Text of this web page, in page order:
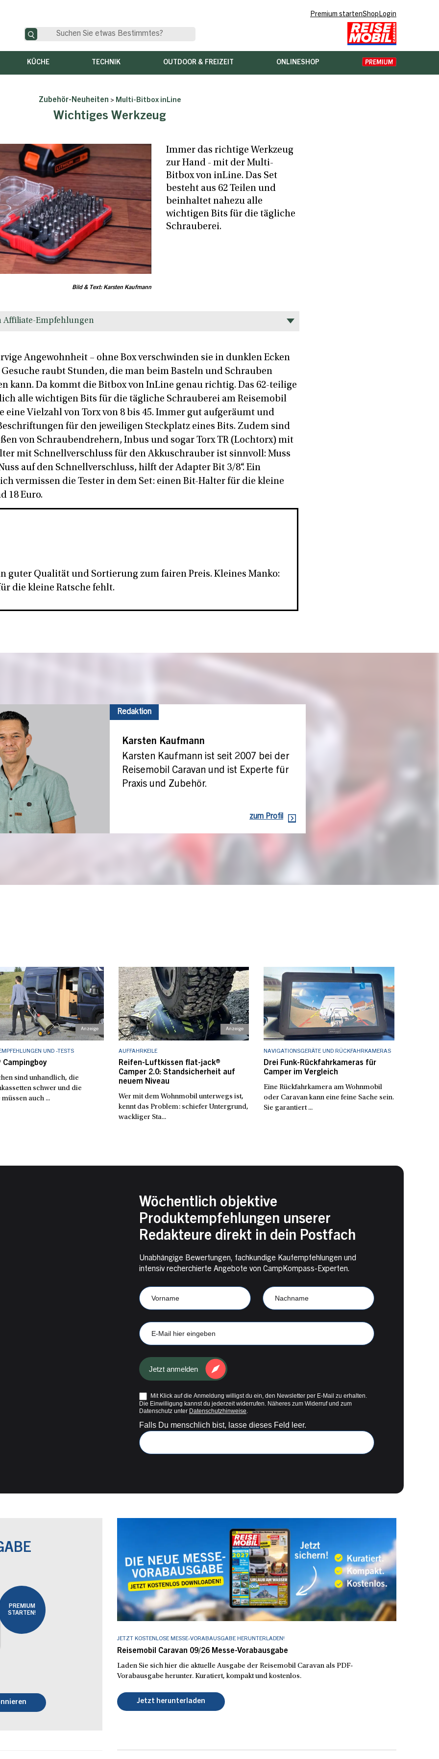
Premium startenShopLogin
KÜCHE TECHNIK OUTDOOR & FREIZEIT ONLINESHOP
Zubehör-Neuheiten > Multi-Bitbox inLine
Wichtiges Werkzeug
Bild & Text: Karsten Kaufmann
Immer das richtige Werkzeug
zur Hand - mit der Multi-
Bitbox von inLine. Das Set
besteht aus 62 Teilen und
beinhaltet nahezu alle
wichtigen Bits für die tägliche
Schrauberei.
Affiliate-Empfehlungen
Angewohnheit – ohne Box verschwinden sie in dunklen Ecken
Gesuche raubt Stunden, die man beim Basteln und Schrauben
kann. Da kommt die Bitbox von InLine genau richtig. Das 62-teilige
alle wichtigen Bits für die tägliche Schrauberei am Reisemobil
eine Vielzahl von Torx von 8 bis 45. Immer gut aufgeräumt und
für den jeweiligen Steckplatz eines Bits. Zudem sind
von Schraubendrehern, Inbus und sogar Torx TR (Lochtorx) mit
mit Schnellverschluss für den Akkuschrauber ist sinnvoll: Muss
auf den Schnellverschluss, hilft der Adapter Bit 3/8“. Ein
vermissen die Tester in dem Set: einen Bit-Halter für die kleine
18 Euro.
guter Qualität und Sortierung zum fairen Preis. Kleines Manko:
die kleine Ratsche fehlt.
Redaktion
Karsten Kaufmann
Karsten Kaufmann ist seit 2007 bei der
Reisemobil Caravan und ist Experte für
Praxis und Zubehör.
zum Profil
UND -TESTS
Campingboy
sind unhandlich, die
schwer und die
auch ...
AUFFAHRKEILE
Reifen-Luftkissen flat-jack®
Camper 2.0: Standsicherheit auf
neuem Niveau
Wer mit dem Wohnmobil unterwegs ist,
kennt das Problem: schiefer Untergrund,
wackliger Sta...
NAVIGATIONSGERÄTE UND RÜCKFAHRKAMERAS
Drei Funk-Rückfahrkameras für
Camper im Vergleich
Eine Rückfahrkamera am Wohnmobil
oder Caravan kann eine feine Sache sein.
Sie garantiert ...
Wöchentlich objektive
Produktempfehlungen unserer
Redakteure direkt in dein Postfach
Unabhängige Bewertungen, fachkundige Kaufempfehlungen und
intensiv recherchierte Angebote von CampKompass-Experten.
Anmeldung
CampKompass
Vorname Nachname
Mail
Jetzt anmelden
Mit Klick auf die Anmeldung willigst du ein, den Newsletter per E-Mail zu erhalten.
Die Einwilligung kannst du jederzeit widerrufen. Näheres zum Widerruf und zum
Datenschutz unter Datenschutzhinweise.
Falls Du menschlich bist, lasse dieses Feld leer.
PREMIUM
STARTEN!
JETZT KOSTENLOSE MESSE-VORABAUSGABE HERUNTERLADEN!
Reisemobil Caravan 09/26 Messe-Vorabausgabe
Laden Sie sich hier die aktuelle Ausgabe der Reisemobil Caravan als PDF-
Vorabausgabe herunter. Kuratiert, kompakt und kostenlos.
Jetzt herunterladen